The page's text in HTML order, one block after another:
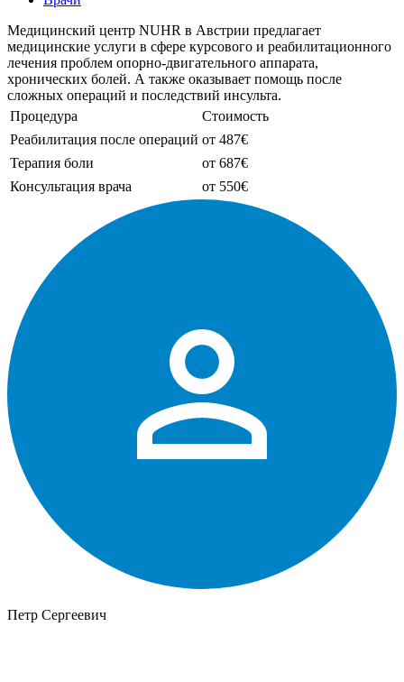
Медицинский центр NUHR в Австрии предлагает
медицинские услуги в сфере курсового и реабилитационного
лечения проблем опорно-двигательного аппарата,
хронических болей. А также оказывает помощь после
сложных операций и последствий инсульта.
Процедура
Стоимость
Реабилитация после операций от 487€
Терапия боли
от 687€
Консультация врача
от 550€
Петр Сергеевич